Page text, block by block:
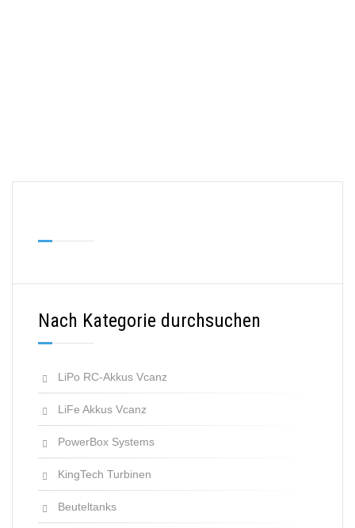
Nach Kategorie durchsuchen
LiPo RC-Akkus Vcanz
LiFe Akkus Vcanz
PowerBox Systems
KingTech Turbinen
Beuteltanks